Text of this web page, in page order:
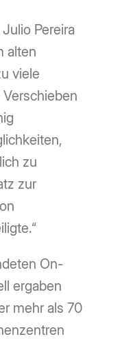
Pereira
alten
viele
zu
zur
On-
ergaben
mehr als 70